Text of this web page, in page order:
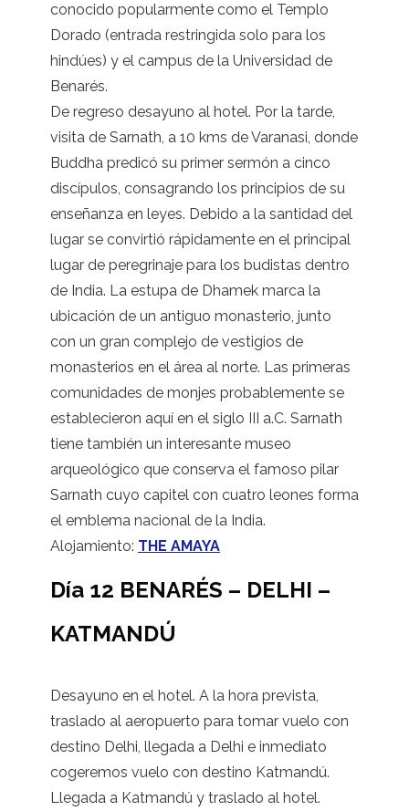
conocido popularmente como el Templo
Dorado (entrada restringida solo para los
hindúes) y el campus de la Universidad de
Benarés.
De regreso desayuno al hotel. Por la tarde,
visita de Sarnath, a 10 kms de Varanasi, donde
Buddha predicó su primer sermón a cinco
discípulos, consagrando los principios de su
enseñanza en leyes. Debido a la santidad del
lugar se convirtió rápidamente en el principal
lugar de peregrinaje para los budistas dentro
de India. La estupa de Dhamek marca la
ubicación de un antiguo monasterio, junto
con un gran complejo de vestigios de
monasterios en el área al norte. Las primeras
comunidades de monjes probablemente se
establecieron aquí en el siglo III a.C. Sarnath
tiene también un interesante museo
arqueológico que conserva el famoso pilar
Sarnath cuyo capitel con cuatro leones forma
el emblema nacional de la India.
Alojamiento: THE AMAYA
Día 12 BENARÉS – DELHI –
KATMANDÚ
Desayuno en el hotel. A la hora prevista,
traslado al aeropuerto para tomar vuelo con
destino Delhi, llegada a Delhi e inmediato
cogeremos vuelo con destino Katmandú.
Llegada a Katmandú y traslado al hotel.